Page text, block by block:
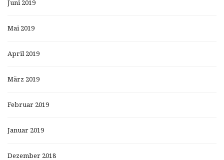
Juni 2019
Mai 2019
April 2019
März 2019
Februar 2019
Januar 2019
Dezember 2018